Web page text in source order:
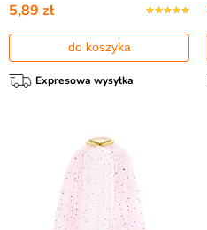
5,89 zł
do koszyka
Expresowa wysyłka